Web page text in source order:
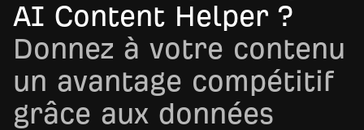
AI Content Helper ?
Donnez à votre contenu
un avantage compétitif
grâce aux données